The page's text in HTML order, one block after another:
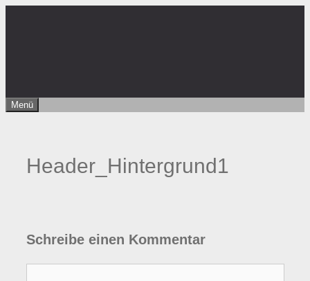
Menü
Header_Hintergrund1
Schreibe einen Kommentar